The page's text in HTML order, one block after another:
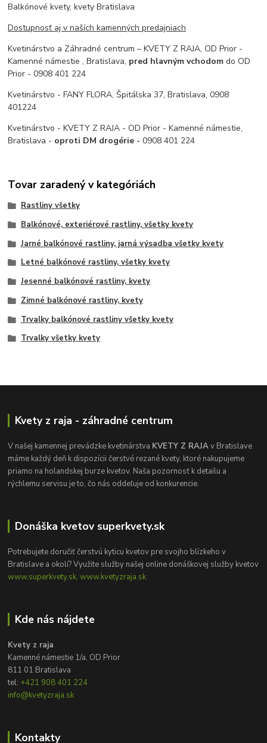
Balkónové kvety, kvety Bratislava
Dostupnosť aj v naších kamenných predajniach
Kvetinárstvo a Záhradné centrum – KVETY Z RAJA, OD Prior -
Kamenné námestie , Bratislava, pred hlavným vchodom do OD
Prior - 0908 401 224
Kvetinárstvo - FANY FLORA, Špitálska 37, Bratislava, 0908
401224
Kvetinárstvo - KVETY Z RAJA - OD Prior - Kamenné námestie,
Bratislava - oproti DM drogérie -0908 401 224
Tovar zaradený v kategóriách
Rastliny všetky
Balkónové, exteriérové rastliny, všetky kvety
Jarné balkónové rastliny, jarná výsadba všetky kvety
Letné balkónové rastliny, všetky kvety
Jesenné balkónové rastliny, kvety
Zimné balkónové rastliny, kvety
Trvalky balkónové rastliny všetky kvety
Trvalky všetky kvety
Kvety z raja - záhradné centrum
V našej kamennej prevádzke kvetinárstva KVETY Z RAJAv Bratislave
máme každý deň k dispozícii čerstvé rezané kvety, ktoré nakupujeme
priamo na holandskej burze kvetov. Naša pozornosť k detailu a
rýchlemu servisu je to, čo nás oddeľuje od konkurencie.
Donáška kvetov superkvety.sk
Potrebujete doručiť čerstvú kyticu kvetov pre svojho blízkeho v
Bratislave a okolí? Využite služby našej online donáškovej služby kvetov
www.superkvety.sk, www.kvetyzraja.sk
Kde nás nájdete
Kvety z raja
Kamenné námestie 1/a, OD Prior
811 01 Bratislava
tel: +421 908 401 224
info@kvetyzraja.sk
Kontakty